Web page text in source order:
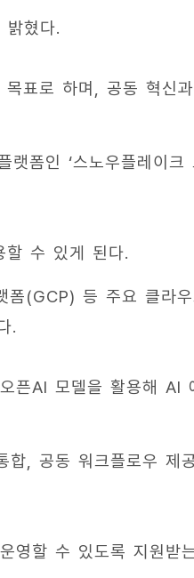
혔다.
표로 하며, 공동 혁신
랫폼인 ‘스노우플레이크
할 수 있게 된다.
폼(GCP) 등 주요 클라
.
픈AI 모델을 활용해 AI
합, 공동 워크플로우 제
영할 수 있도록 지원받